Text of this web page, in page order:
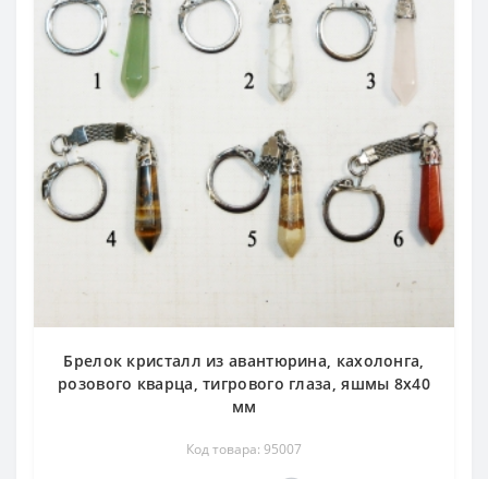
Брелок кристалл из авантюрина, кахолонга,
розового кварца, тигрового глаза, яшмы 8х40
мм
Код товара: 95007